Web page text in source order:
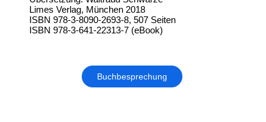
Limes Verlag, München 2018
ISBN 978-3-8090-2693-8, 507 Seiten
ISBN 978-3-641-22313-7 (eBook)
Buchbesprechung